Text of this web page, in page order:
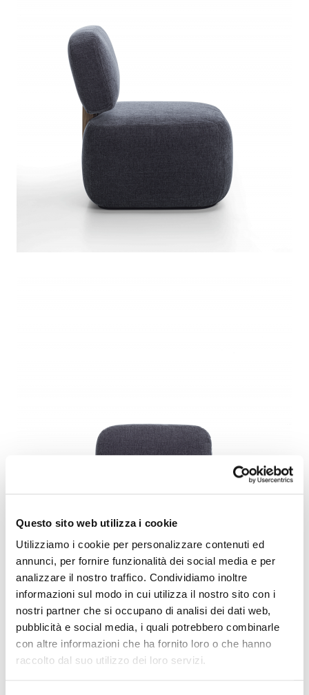
Questo sito web utilizza i cookie
Utilizziamo i cookie per personalizzare contenuti ed
annunci, per fornire funzionalità dei social media e per
analizzare il nostro traffico. Condividiamo inoltre
informazioni sul modo in cui utilizza il nostro sito con i
nostri partner che si occupano di analisi dei dati web,
pubblicità e social media, i quali potrebbero combinarle
con altre informazioni che ha fornito loro o che hanno
raccolto dal suo utilizzo dei loro servizi.